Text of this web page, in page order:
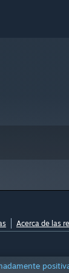
Acerca de las